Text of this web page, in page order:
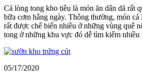
Cá lòng tong kho tiêu là món ăn dân dã rất
bữa cơm hằng ngày. Thông thường, món
rất được chế biến nhiều ở những vùng quê
tong ở những khu vực đó dễ tìm kiếm
05/17/2020